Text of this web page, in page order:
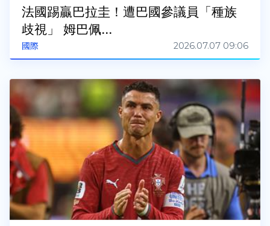
國際
法國踢贏巴拉圭！遭巴國參議員「種族
歧視」 姆巴佩...
2026.07.07 09:06